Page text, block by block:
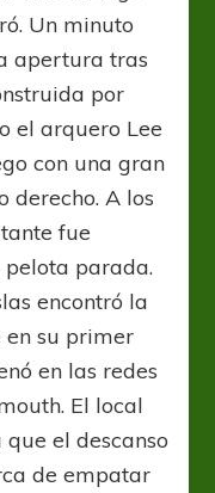
Un minuto
apertura tras
por
el arquero Lee
con una gran
derecho. A los
fue
parada.
encontró la
en su primer
en las redes
El local
el descanso
de empatar